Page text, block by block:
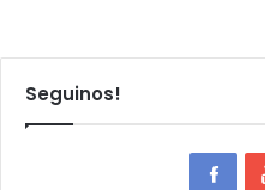
Seguinos!